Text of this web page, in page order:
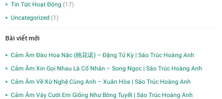
Tin Tức Hoạt Động (17)
Uncategorized (1)
Bài viết mới
Cảm Âm Đào Hoa Nặc (桃花诺) – Đặng Tử Kỳ | Sáo Trúc Hoàng Anh
Cảm Âm Xin Gọi Nhau Là Cố Nhân – Song Ngọc | Sáo Trúc Hoàng Anh
Cảm Âm Về Xứ Nghệ Cùng Anh – Xuân Hòa | Sáo Trúc Hoàng Anh
Cảm Âm Váy Cưới Em Giống Như Bông Tuyết | Sáo Trúc Hoàng Anh